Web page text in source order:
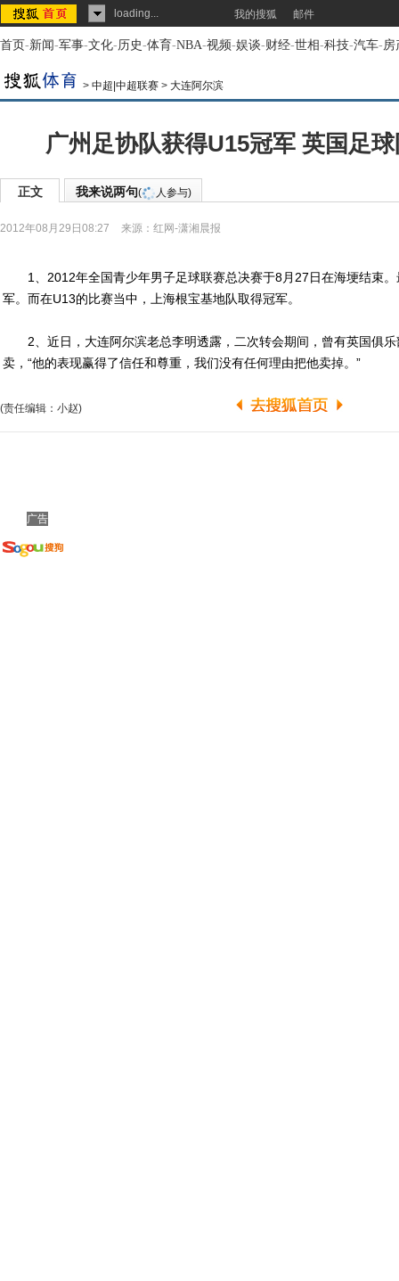
loading... 我的搜狐 邮件
首页-新闻-军事-文化-历史-体育-NBA-视频-娱谈-财经-世相-科技-汽车-房
> 中超|中超联赛 > 大连阿尔滨
广州足协队获得U15冠军 英国足
正文 我来说两句( 人参与)
2012年08月29日08:27 来源： 红网-潇湘晨报
1、2012年全国青少年男子足球联赛总决赛于8月27日在海埂结束。
军。而在U13的比赛当中，上海根宝基地队取得冠军。
2、近日，大连阿尔滨老总李明透露，二次转会期间，曾有英国俱乐
卖，“他的表现赢得了信任和尊重，我们没有任何理由把他卖掉。”
(责任编辑：小赵)
广告